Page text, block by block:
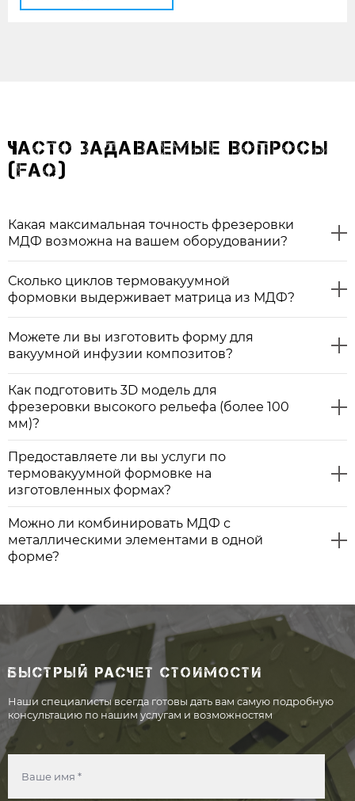
ЧАСТО ЗАДАВАЕМЫЕ ВОПРОСЫ
(FAQ)
Какая максимальная точность фрезеровки
МДФ возможна на вашем оборудовании?
Сколько циклов термовакуумной
формовки выдерживает матрица из МДФ?
Можете ли вы изготовить форму для
вакуумной инфузии композитов?
Как подготовить 3D модель для
фрезеровки высокого рельефа (более 100
мм)?
Предоставляете ли вы услуги по
термовакуумной формовке на
изготовленных формах?
Можно ли комбинировать МДФ с
металлическими элементами в одной
форме?
БЫСТРЫЙ РАСЧЕТ СТОИМОСТИ
Наши специалисты всегда готовы дать вам самую подробную
консультацию по нашим услугам и возможностям